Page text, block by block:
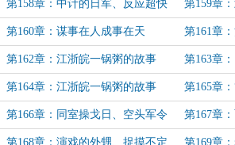
第158章：中计的日军、反应超快
的老戴
第159章
第160章：谋事在人成事在天 第161章
（上）
第162章：江浙皖一锅粥的故事
（中）
第163章
第164章：江浙皖一锅粥的故事
（下）
第165章
第166章：同室操戈日、空头军令
时
第167章
第168章：演戏的外甥、捉摸不定 第169章